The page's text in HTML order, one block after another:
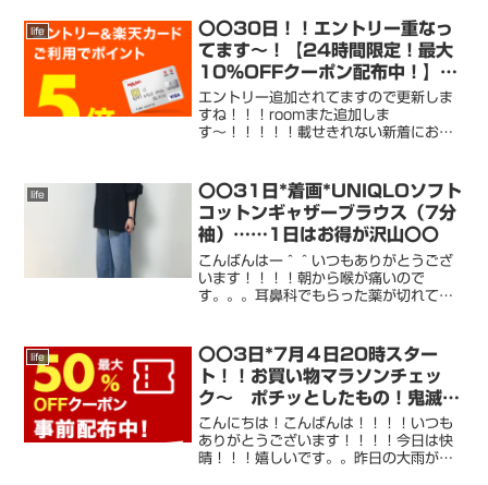
が見れて嬉しいです＾＾そうそう。。。
次は GUの これ。。。ローゲー...
life
〇〇30日！！エントリー重なっ
てます〜！【24時間限定！最大
10%OFFクーポン配布中！】！
〇〇
エントリー追加されてますので更新しま
すね！！！roomまた追加しま
す〜！！！！！載せきれない新着にお得
います！！！よろしくお願いいたします
＾＾roomは毎日更新して...
life
〇〇31日*着画*UNIQLOソフト
コットンギャザーブラウス（7分
袖）……1日はお得が沢山〇〇
こんばんはー＾＾いつもありがとうござ
います！！！！朝から喉が痛いので
す。。。耳鼻科でもらった薬が切れてし
たいですね〜。。。
+++++++++++++++++++++++...
life
〇〇3日*7月４日20時スター
ト！！お買い物マラソンチェッ
ク〜 ポチッとしたもの！鬼滅の
刃〇〇
こんにちは！こんばんは！！！！いつも
ありがとうございます！！！！今日は快
晴！！！嬉しいです。。昨日の大雨が嘘